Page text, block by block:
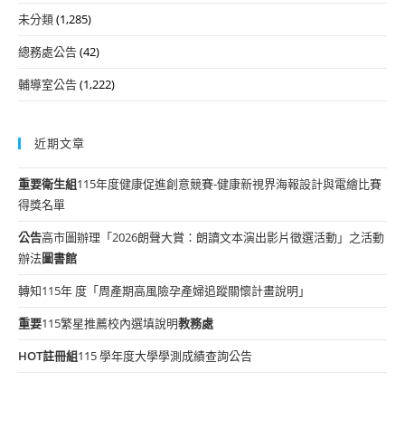
未分類(1,285)
總務處公告(42)
輔導室公告(1,222)
近期文章
重要衛生組115年度健康促進創意競賽-健康新視界海報設計與電繪比賽
得獎名單
公告高市圖辦理「2026朗聲大賞：朗讀文本演出影片徵選活動」之活動
辦法圖書館
轉知115年 度「周產期高風險孕產婦追蹤關懷計畫說明」
重要115繁星推薦校內選填說明教務處
HOT註冊組115 學年度大學學測成績查詢公告